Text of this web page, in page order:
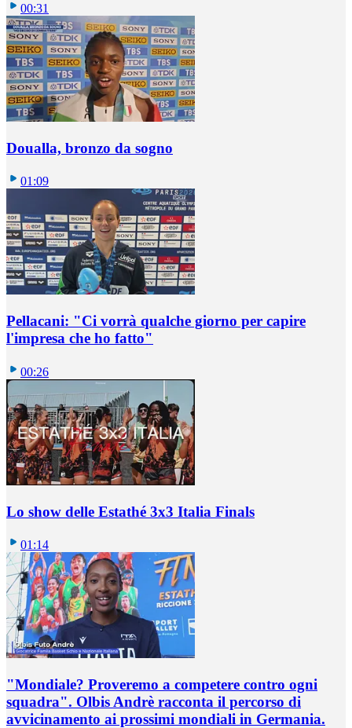
00:31
Doualla, bronzo da sogno
01:09
Pellacani: "Ci vorrà qualche giorno per capire
l'impresa che ho fatto"
00:26
Lo show delle Estathé 3x3 Italia Finals
01:14
"Mondiale? Proveremo a competere contro ogni
squadra". Olbis Andrè racconta il percorso di
avvicinamento ai prossimi mondiali in Germania.